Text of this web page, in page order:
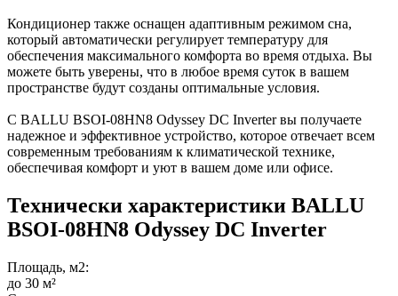
Кондиционер также оснащен адаптивным режимом сна,
который автоматически регулирует температуру для
обеспечения максимального комфорта во время отдыха. Вы
можете быть уверены, что в любое время суток в вашем
пространстве будут созданы оптимальные условия.
С BALLU BSOI-08HN8 Odyssey DC Inverter вы получаете
надежное и эффективное устройство, которое отвечает всем
современным требованиям к климатической технике,
обеспечивая комфорт и уют в вашем доме или офисе.
Технически характеристики BALLU
BSOI-08HN8 Odyssey DC Inverter
Площадь, м2:
до 30 м²